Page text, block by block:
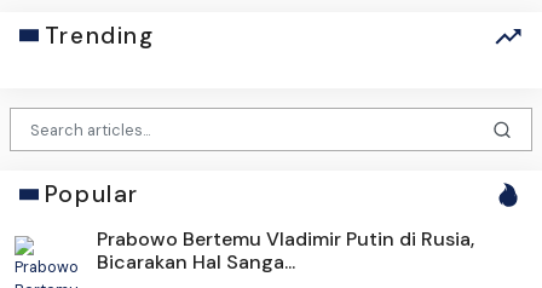
Trending
Popular
Prabowo Bertemu Vladimir Putin di Rusia,
Bicarakan Hal Sanga...